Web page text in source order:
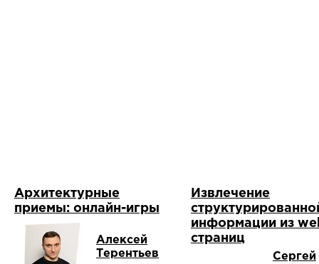
Архитектурные
приемы: онлайн-игры
Алексей
Терентьев
Извлечение
информации из
страниц
Сергей